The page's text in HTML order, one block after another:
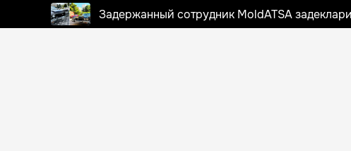
Задержанный сотрудник MoldATSA